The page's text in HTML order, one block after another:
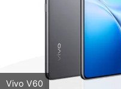
Vivo V60